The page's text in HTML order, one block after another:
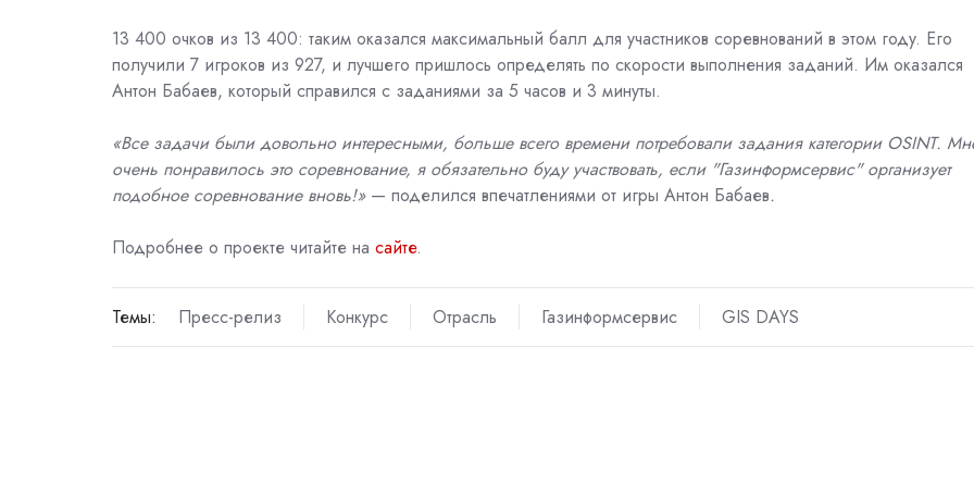
13 400 очков из 13 400: таким оказался максимальный балл для участников соревнований в этом году. Его
получили 7 игроков из 927, и лучшего пришлось определять по скорости выполнения заданий. Им оказался
Антон Бабаев, который справился с заданиями за 5 часов и 3 минуты.
«Все задачи были довольно интересными, больше всего времени потребовали задания категории OSINT.
очень понравилось это соревнование, я обязательно буду участвовать, если "Газинформсервис" организует
подобное соревнование вновь!»— поделился впечатлениями от игры Антон Бабаев.
Подробнее о проекте читайте на сайте.
Темы: Пресс-релиз Конкурс Отрасль Газинформсервис GIS DAYS